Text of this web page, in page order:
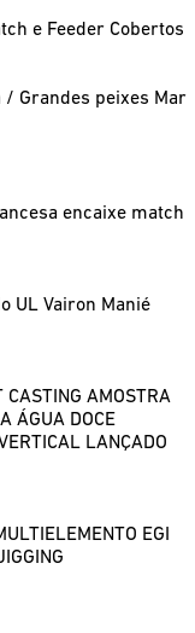
e Feeder Cobertos
/ Grandes peixes Mar
encaixe match
UL Vairon Manié
CASTING AMOSTRA
ÁGUA DOCE
LANÇADO
EGI